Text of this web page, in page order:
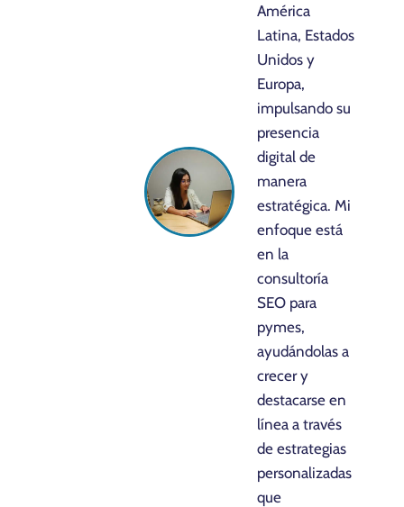
América
Latina, Estados
Unidos y
Europa,
impulsando su
presencia
digital de
manera
estratégica. Mi
enfoque está
en la
consultoría
SEO para
pymes,
ayudándolas a
crecer y
destacarse en
línea a través
de estrategias
personalizadas
que